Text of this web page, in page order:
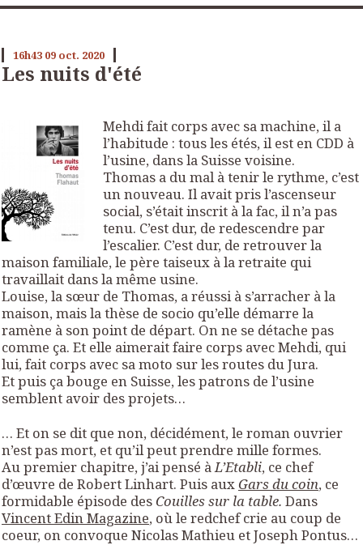
16h43 09 oct. 2020
Les nuits d'été
Mehdi fait corps avec sa machine, il a
l’habitude : tous les étés, il est en CDD à
l’usine, dans la Suisse voisine.
Thomas a du mal à tenir le rythme, c’est
un nouveau. Il avait pris l’ascenseur
social, s’était inscrit à la fac, il n’a pas
tenu. C’est dur, de redescendre par
l’escalier. C’est dur, de retrouver la
maison familiale, le père taiseux à la retraite qui
travaillait dans la même usine.
Louise, la sœur de Thomas, a réussi à s’arracher à la
maison, mais la thèse de socio qu’elle démarre la
ramène à son point de départ. On ne se détache pas
comme ça. Et elle aimerait faire corps avec Mehdi, qui
lui, fait corps avec sa moto sur les routes du Jura.
Et puis ça bouge en Suisse, les patrons de l’usine
semblent avoir des projets…
… Et on se dit que non, décidément, le roman ouvrier
n’est pas mort, et qu’il peut prendre mille formes.
Au premier chapitre, j’ai pensé àL’Etabli, ce chef
d’œuvre de Robert Linhart. Puis aux Gars du coin, ce
formidable épisode des Couilles sur la table. Dans
Vincent Edin Magazine, où le redchef crie au coup de
coeur, on convoque Nicolas Mathieu et Joseph Pontus…